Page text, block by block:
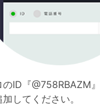
のID『@758RBAZM
してください。